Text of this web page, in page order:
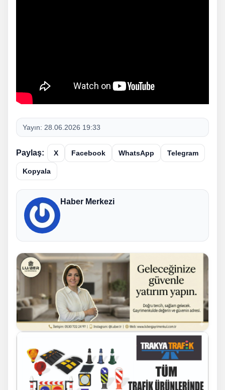
Yayın: 28.06.2026 19:33
Paylaş: X Facebook WhatsApp Telegram
Kopyala
Haber Merkezi